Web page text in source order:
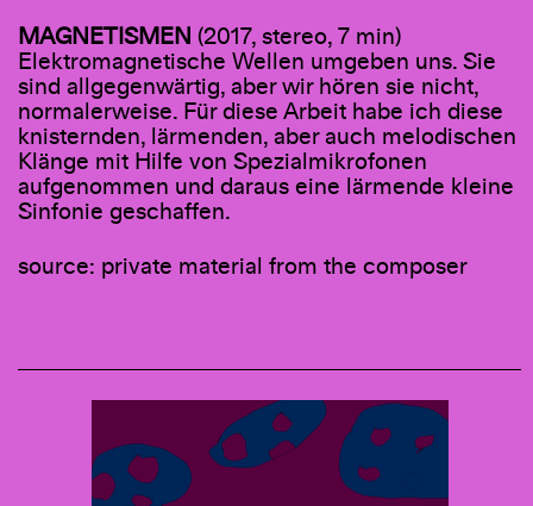
MAGNETISMEN (2017, stereo, 7 min)
Elektromagnetische Wellen umgeben uns. Sie
sind allgegenwärtig, aber wir hören sie nicht,
normalerweise. Für diese Arbeit habe ich diese
knisternden, lärmenden, aber auch melodischen
Klänge mit Hilfe von Spezialmikrofonen
aufgenommen und daraus eine lärmende kleine
Sinfonie geschaffen.
source: private material from the composer